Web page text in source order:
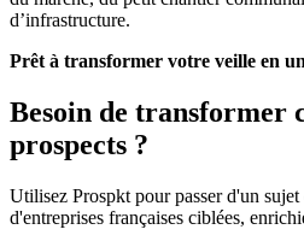
d’infrastructure.
Prêt à transformer votre veille en
Besoin de transformer
prospects ?
Utilisez Prospkt pour passer d'un sujet
d'entreprises françaises ciblées,